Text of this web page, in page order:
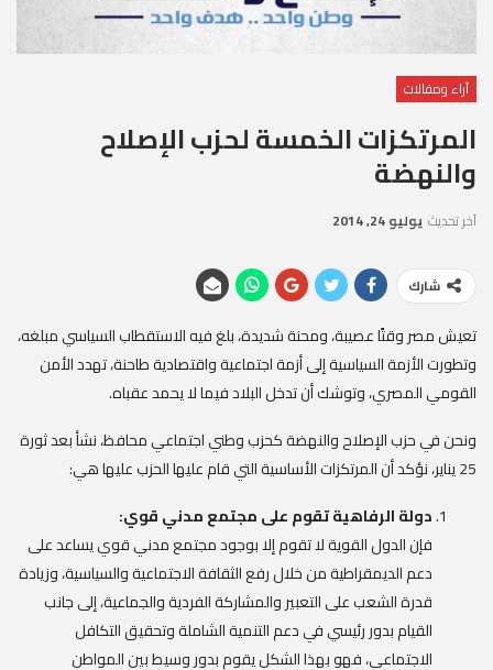
آراء ومقالات
المرتكزات الخمسة لحزب الإصلاح
والنهضة
آخر تحديث يوليو 24, 2014
شارك
تعيش مصر وقتًا عصيبة، ومحنة شديدة، بلغ فيه الاستقطاب السياسي مبلغه،
وتطورت الأزمة السياسية إلى أزمة اجتماعية واقتصادية طاحنة، تهدد الأمن
القومي المصري، وتوشك أن تدخل البلاد فيما لا يحمد عقباه.
ونحن في حزب الإصلاح والنهضة كحزب وطني اجتماعي محافظ، نشأ بعد ثورة
25 يناير، نؤكد أن المرتكزات الأساسية التي قام عليها الحزب عليها هي:
دولة الرفاهية تقوم على مجتمع مدني قوي:
فإن الدول القوية لا تقوم إلا بوجود مجتمع مدني قوي يساعد على
دعم الديمقراطية من خلال رفع الثقافة الاجتماعية والسياسية، وزيادة
قدرة الشعب على التعبير والمشاركة الفردية والجماعية، إلى جانب
القيام بدور رئيسي في دعم التنمية الشاملة وتحقيق التكافل
الاجتماعي، فهو بهذا الشكل يقوم بدور وسيط بين المواطن